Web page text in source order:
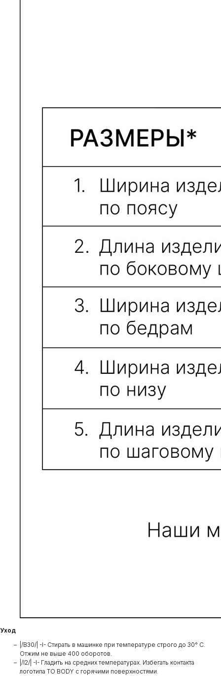
Уход
|/B30/| -I- Стирать в машинке при температуре строго до 30° C.
Отжим не выше 400 оборотов.
|/I2/| -I- Гладить на средних температурах. Избегать контакта
логотипа TO BODY с горячими поверхностями.